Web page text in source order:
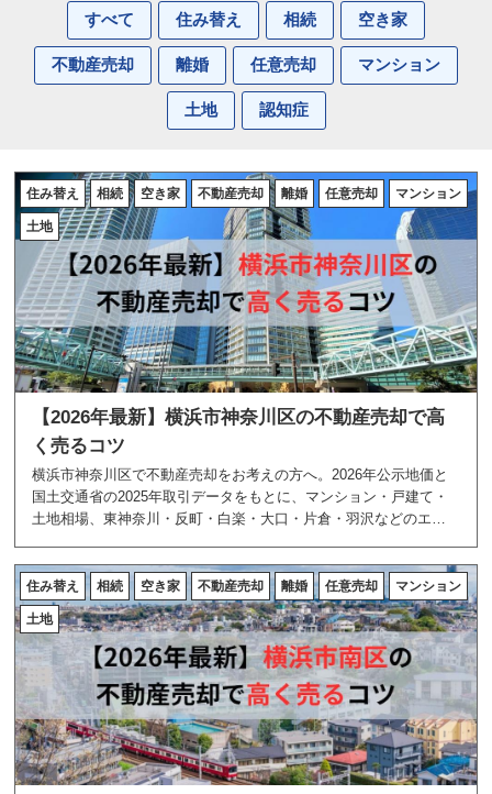
すべて 住み替え 相続 空き家
不動産売却 離婚 任意売却 マンション
土地 認知症
住み替え 相続 空き家 不動産売却 離婚 任意売却 マンション
土地
【2026年最新】横浜市神奈川区の不動産売却で高
く売るコツ
横浜市神奈川区で不動産売却をお考えの方へ。2026年公示地価と
国土交通省の2025年取引データをもとに、マンション・戸建て・
土地相場、東神奈川・反町・白楽・大口・片倉・羽沢などのエリ
ます。
住み替え 相続 空き家 不動産売却 離婚 任意売却 マンション
土地